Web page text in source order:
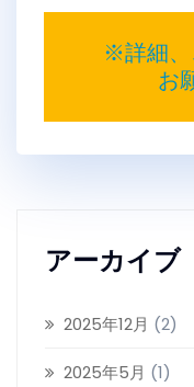
※詳細、
お
アーカイブ
2025年12月 (2)
2025年5月 (1)